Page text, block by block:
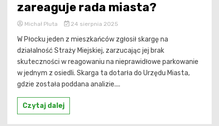
zareaguje rada miasta?
Michał Pluta 24 sierpnia 2025
W Płocku jeden z mieszkańców zgłosił skargę na
działalność Straży Miejskiej, zarzucając jej brak
skuteczności w reagowaniu na nieprawidłowe parkowanie
w jednym z osiedli. Skarga ta dotarła do Urzędu Miasta,
gdzie została poddana analizie....
Czytaj dalej